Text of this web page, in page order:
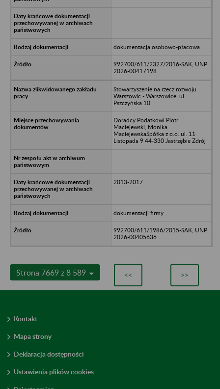
dokumentacja osobowo-płacowa
992700/611/2327/2016-SAK; UNP:
2026-00417198
Stowarzyszenie na rzecz rozwoju
Warszowic - Warszowice, ul.
Pszczyńska 10
Doradcy Podatkowi Piotr
Maciejewski, Monika
MaciejewskaSpółka z o.o. ul. 11
Listopada 9 44-330 Jastrzębie Zdrój
2013-2017
dokumentacji firmy
992700/611/1986/2015-SAK; UNP:
2026-00405636
Strona 7669 z 8 589 << >>
Kontakt
Mapa strony
Deklaracja dostępności
Ustawienia plików cookies